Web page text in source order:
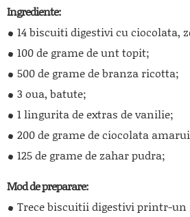
Ingrediente:
14 biscuiti digestivi cu ciocolata,
100 de grame de unt topit;
500 de grame de branza ricotta;
3 oua, batute;
1 lingurita de extras de vanilie;
200 de grame de ciocolata
125 de grame de zahar pudra;
Mod de preparare:
Trece biscuitii digestivi printr-un